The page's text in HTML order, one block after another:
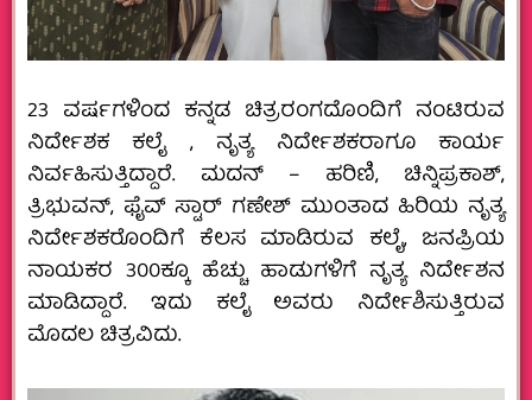
23 ವರ್ಷಗಳಿಂದ ಕನ್ನಡ ಚಿತ್ರರಂಗದೊಂದಿಗೆ ನಂಟಿರುವ
ನಿರ್ದೇಶಕ ಕಲೈ , ನೃತ್ಯ ನಿರ್ದೇಶಕರಾಗೂ ಕಾರ್ಯ
ನಿರ್ವಹಿಸುತ್ತಿದ್ದಾರೆ. ಮದನ್ – ಹರಿಣಿ, ಚಿನ್ನಿಪ್ರಕಾಶ್,
ತ್ರಿಭುವನ್, ಫೈವ್ ಸ್ಟಾರ್ ಗಣೇಶ್ ಮುಂತಾದ ಹಿರಿಯ ನೃತ್ಯ
ನಿರ್ದೇಶಕರೊಂದಿಗೆ ಕೆಲಸ‌ ಮಾಡಿರುವ ಕಲೈ, ಜನಪ್ರಿಯ
ನಾಯಕರ 300ಕ್ಕೂ ಹೆಚ್ಚು ಹಾಡುಗಳಿಗೆ ನೃತ್ಯ ನಿರ್ದೇಶನ
ಮಾಡಿದ್ದಾರೆ. ಇದು ಕಲೈ ಅವರು ನಿರ್ದೇಶಿಸುತ್ತಿರುವ
ಮೊದಲ ಚಿತ್ರವಿದು.